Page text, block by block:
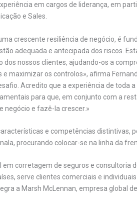
em cargos de liderança, em
e Sales.
crescente resiliência de negócio, é
adequada e antecipada dos riscos.
nossos clientes, ajudando-os a
maximizar os controlos», afirma
Acredito que a experiência de toda
para que, em conjunto com a
negócio e fazê-la crescer.»
e competências distintivas,
procurando colocar-se na linha da
corretagem de seguros e consultoria
serve clientes comerciais e
a Marsh McLennan, empresa global